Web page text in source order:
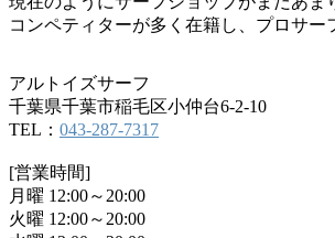
コンペティターが多く在籍し、プロサー
アルトイズサーフ
千葉県千葉市稲毛区小仲台6-2-10
TEL： 043-287-7317
[営業時間]
月曜 12:00～20:00
火曜 12:00～20:00